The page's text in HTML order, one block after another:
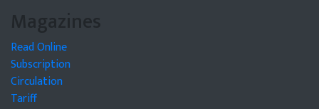
Magazines
Read Online
Subscription
Circulation
Tariff